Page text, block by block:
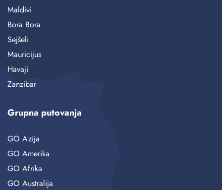
Maldivi
Bora Bora
Sejšeli
Mauricijus
Havaji
Zanzibar
Grupna putovanja
GO Azija
GO Amerika
GO Afrika
GO Australija